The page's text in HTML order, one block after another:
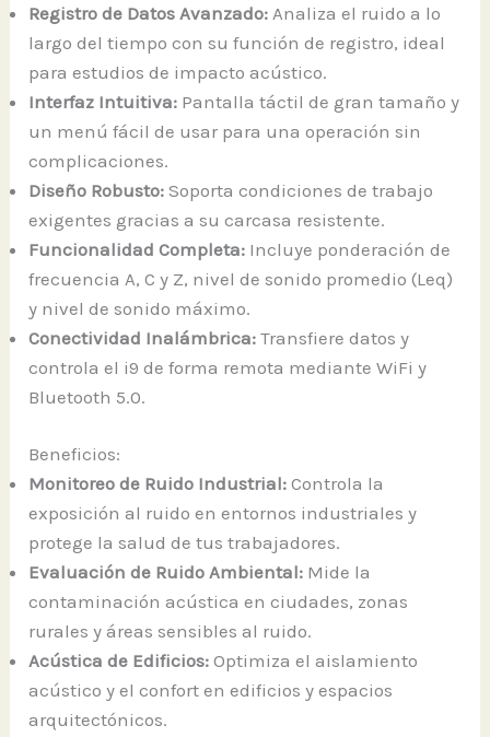
Registro de Datos Avanzado: Analiza el ruido a lo
largo del tiempo con su función de registro, ideal
para estudios de impacto acústico.
Interfaz Intuitiva: Pantalla táctil de gran tamaño y
un menú fácil de usar para una operación sin
complicaciones.
Diseño Robusto: Soporta condiciones de trabajo
exigentes gracias a su carcasa resistente.
Funcionalidad Completa: Incluye ponderación de
frecuencia A, C y Z, nivel de sonido promedio (Leq)
y nivel de sonido máximo.
Conectividad Inalámbrica: Transfiere datos y
controla el i9 de forma remota mediante WiFi y
Bluetooth 5.0.
Beneficios:
Monitoreo de Ruido Industrial: Controla la
exposición al ruido en entornos industriales y
protege la salud de tus trabajadores.
Evaluación de Ruido Ambiental: Mide la
contaminación acústica en ciudades, zonas
rurales y áreas sensibles al ruido.
Acústica de Edificios: Optimiza el aislamiento
acústico y el confort en edificios y espacios
arquitectónicos.